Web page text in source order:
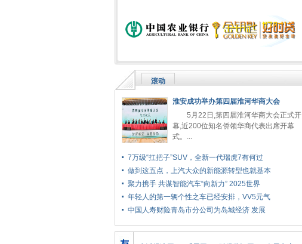
滚动
淮安成功举办第四届淮河华商大会
5月22日,第四届淮河华商大会正式开
幕,近200位知名侨领华商代表出席开幕
式。...
7万级“扛把子”SUV，全新一代瑞虎7有何过
做到这五点，上汽大众的新能源转型也就基本
聚力携手 共谋智能汽车“向新力” 2025世界
年轻人的第一辆个性之车已经安排，VV5元气
中国人寿财险青岛市分公司为岛城经济 发展